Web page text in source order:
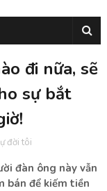
đi nữa, sẽ
sự bắt
đời tôi
đàn ông này vẫn
bán để kiếm tiền